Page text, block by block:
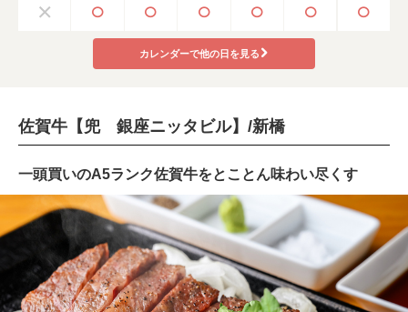
カレンダーで他の日を見る
佐賀牛【兜 銀座ニッタビル】/新橋
一頭買いのA5ランク佐賀牛をとことん味わい尽くす